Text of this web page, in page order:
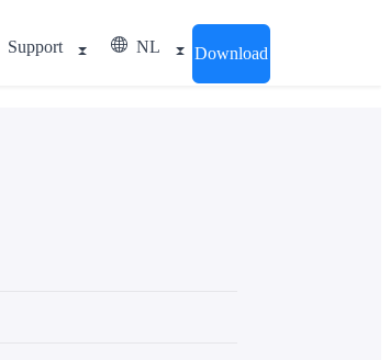
Support NL Download